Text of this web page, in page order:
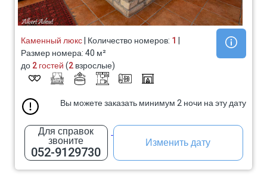
Каменный люкс| Количество номеров: 1 |
Размер номера: 40 м²
до2 гостей(2взрослые)
Вы можете заказать минимум 2 ночи на эту дату
Для справок
звоните
052-9129730
Изменить дату